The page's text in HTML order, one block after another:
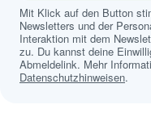
Mit Klick auf den Button
Newsletters und der
Interaktion mit dem
zu. Du kannst deine
Abmeldelink. Mehr
Datenschutzhinweisen.